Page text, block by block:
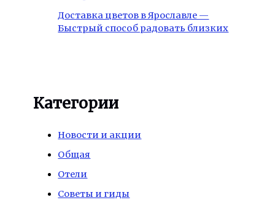
Доставка цветов в Ярославле —
Быстрый способ радовать близких
Категории
Новости и акции
Общая
Отели
Советы и гиды